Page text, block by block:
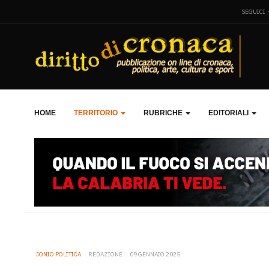
SEGUICI
HOME TERRITORIO RUBRICHE EDITORIALI
JONIO POLITICA REDAZIONE 09 GENNAIO 2025